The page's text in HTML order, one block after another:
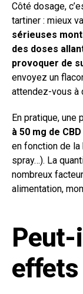
Côté dosage,
tartiner : mieux
sérieuses
des doses
provoquer de
envoyez un
attendez-vous à
En pratique, une
à 50 mg de
en fonction de la
spray…). La
nombreux
alimentation,
Peut-
effets